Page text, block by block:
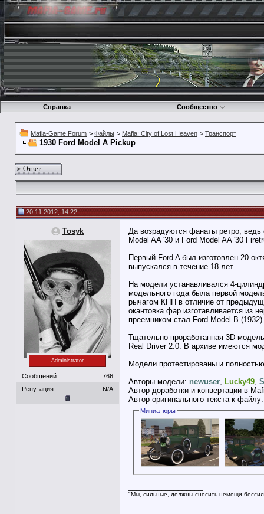
Справка Сообщество
Mafia-Game Forum > Файлы > Mafia: City of Lost Heaven > Транспорт
1930 Ford Model A Pickup
Ответ
20.11.2012, 14:22
Tosyk
Administrator
Сообщений:
766
Репутация:
N/A
Да возрадуются фанаты ретро,
Model AA '30 и Ford Model AA '30
Первый Ford A был изготовлен 20
выпускался в течение 18 лет.
На модели устанавливался 4-
модельного года была первой
рычагом КПП в отличие от
окантовка фар изготавливается из
преемником стал Ford Model B (1932).
Тщательно проработанная 3D
Real Driver 2.0. В архиве имеются
Модели протестированы и
Авторы модели: newuser, Lucky49,
Автор доработки и конвертации в
Автор оригинального текста к
Миниатюры
"Мы, сильные, должны сносить немощи